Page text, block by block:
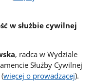
w służbie cywilnej
, radca w Wydziale
Służby Cywilnej
więcej o prowadzącej).